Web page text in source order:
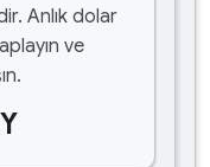
Anlık dolar
ve